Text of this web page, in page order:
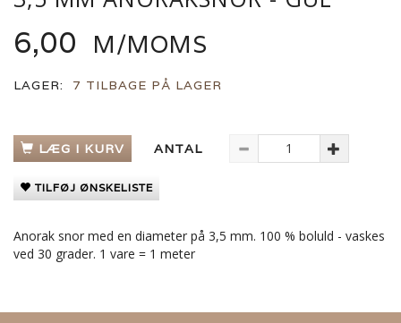
6,00 M/MOMS
LAGER: 7 TILBAGE PÅ LAGER
LÆG I KURV ANTAL
TILFØJ ØNSKELISTE
Anorak snor med en diameter på 3,5 mm. 100 % boluld - vaskes
ved 30 grader. 1 vare = 1 meter